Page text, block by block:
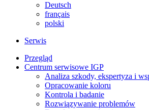
Deutsch
français
polski
Serwis
Przegląd
Centrum serwisowe IGP
Analiza szkody, ekspertyza i
Opracowanie koloru
Kontrola i badanie
Rozwiązywanie problemów